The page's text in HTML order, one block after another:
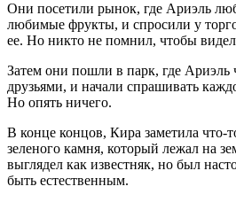
Они посетили рынок, где Ариэль
любимые фрукты, и спросили у
ее. Но никто не помнил, чтобы
Затем они пошли в парк, где Ариэль
друзьями, и начали спрашивать
Но опять ничего.
В конце концов, Кира заметила что-
зеленого камня, который лежал на
выглядел как известняк, но был
быть естественным.